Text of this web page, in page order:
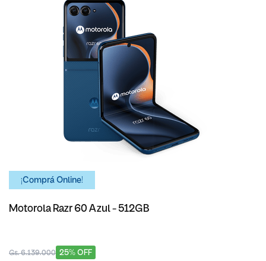
¡Comprá Online!
Motorola Razr 60 Azul - 512GB
25% OFF
Gs. 6.139.000